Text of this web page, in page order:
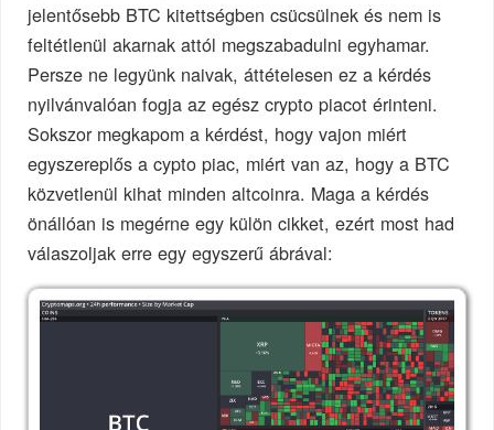
jelentősebb BTC kitettségben csücsülnek és nem is
feltétlenül akarnak attól megszabadulni egyhamar.
Persze ne legyünk naivak, áttételesen ez a kérdés
nyilvánvalóan fogja az egész crypto piacot érinteni.
Sokszor megkapom a kérdést, hogy vajon miért
egyszereplős a cypto piac, miért van az, hogy a BTC
közvetlenül kihat minden altcoinra. Maga a kérdés
önállóan is megérne egy külön cikket, ezért most had
válaszoljak erre egy egyszerű ábrával: